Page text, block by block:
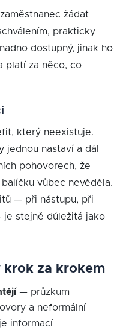
žádat
prakticky
dostupný, jinak ho
platí za něco, co
který neexistuje.
jednou nastaví a dál
pohovorech, že
vůbec nevěděla.
— při nástupu, při
je stejně důležitá jako
za krokem
— průzkum
a neformální
informací